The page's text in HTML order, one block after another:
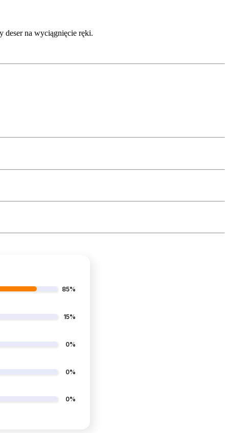
deser na wyciągnięcie ręki.
85%
15%
0%
0%
0%